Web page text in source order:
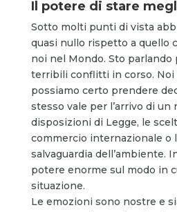
Il potere di stare
Sotto molti punti di vista
quasi nullo rispetto a quello
noi nel Mondo. Sto parlando
terribili conflitti in corso.
possiamo certo prendere
stesso vale per l’arrivo di un
disposizioni di Legge, le
commercio internazionale o
salvaguardia dell’ambiente.
potere enorme sul modo in
situazione.
Le emozioni sono nostre e